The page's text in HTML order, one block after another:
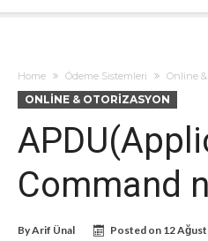
Home Ödeme Sistemleri Online
ONLINE & OTORIZASYON
Command
ByArif Ünal Posted on 12